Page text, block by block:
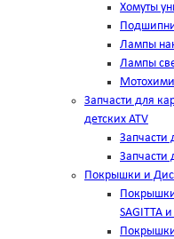
Хомуты
Лампы
Лампы
Запчасти для
детских ATV
Запчасти
Запчасти
Покрышки и
Покрышки
SAGITTA